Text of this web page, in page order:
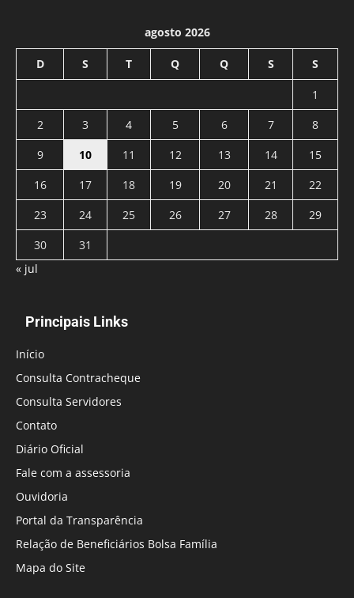
agosto 2026
D S T Q Q S S
1
2
3 4 5 6 7
8
9
10 11 12 13 14
15
16
17 18 19 20 21
22
23
24 25 26 27 28
29
30
31
« jul
Principais Links
Início
Consulta Contracheque
Consulta Servidores
Contato
Diário Oficial
Fale com a assessoria
Ouvidoria
Portal da Transparência
Relação de Beneficiários Bolsa Família
Mapa do Site